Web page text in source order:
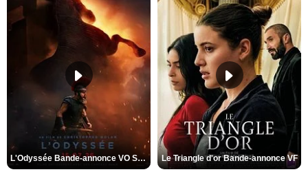
L'Odyssée Bande-annonce VO STFR Le Triangle d'or Bande-annonce VF